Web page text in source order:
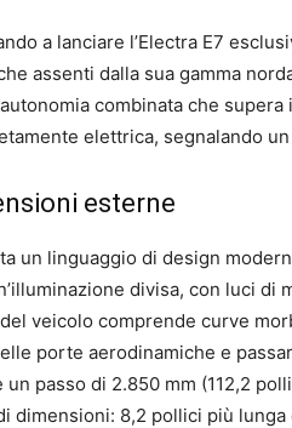
a lanciare l’Electra E7
assenti dalla sua gamma
combinata che
elettrica, segnalando
esterne
un linguaggio di design
divisa, con luci di
veicolo comprende curve
porte aerodinamiche e
passo di 2.850 mm (112,2
dimensioni: 8,2 pollici più